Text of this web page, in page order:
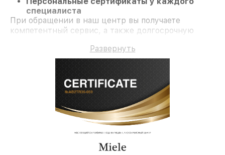
специалиста
При обращении в наш центр вы получаете
компетентный сервис, а также долгосрочную
Развернуть